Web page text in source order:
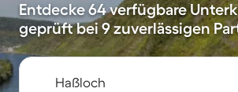
Entdecke 64 verfügbare
geprüft bei 9 zuverlässigen